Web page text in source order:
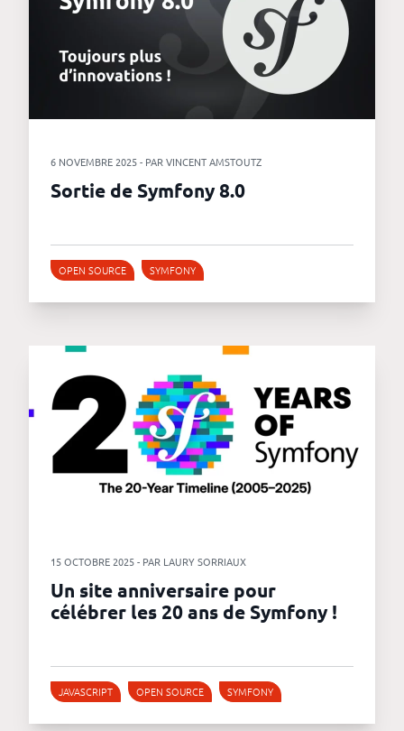
6 NOVEMBRE 2025 - PAR VINCENT AMSTOUTZ
Sortie de Symfony 8.0
OPEN SOURCE SYMFONY
15 OCTOBRE 2025 - PAR LAURY SORRIAUX
Un site anniversaire pour
célébrer les 20 ans de Symfony !
JAVASCRIPT OPEN SOURCE SYMFONY